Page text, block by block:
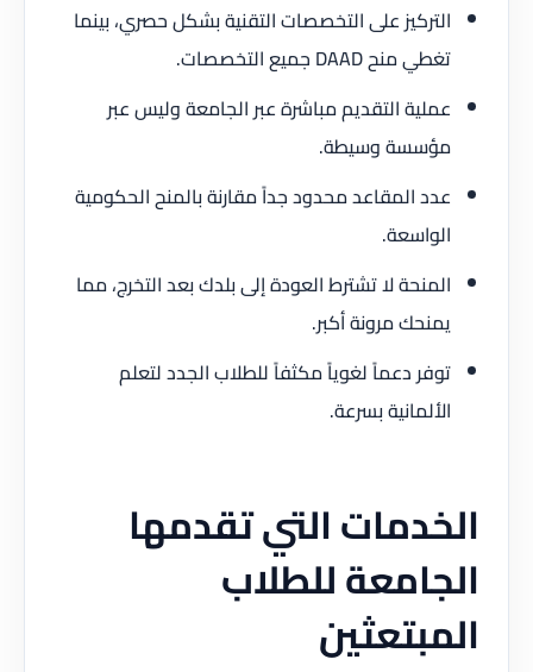
التركيز على التخصصات التقنية بشكل حصري، بينما
تغطي منح DAAD جميع التخصصات.
عملية التقديم مباشرة عبر الجامعة وليس عبر
مؤسسة وسيطة.
عدد المقاعد محدود جداً مقارنة بالمنح الحكومية
الواسعة.
المنحة لا تشترط العودة إلى بلدك بعد التخرج، مما
يمنحك مرونة أكبر.
توفر دعماً لغوياً مكثفاً للطلاب الجدد لتعلم
الألمانية بسرعة.
الخدمات التي تقدمها
الجامعة للطلاب
المبتعثين